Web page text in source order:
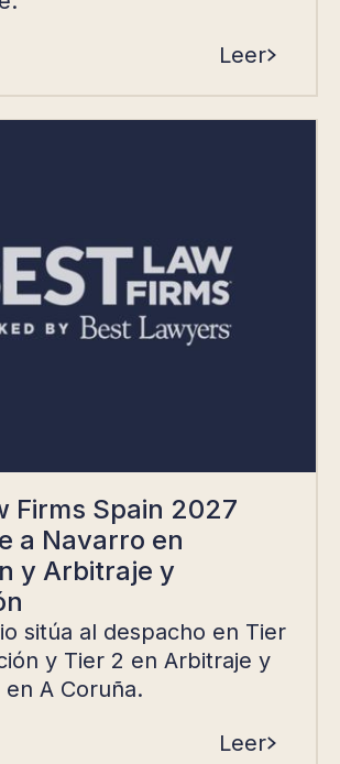
Leer
Firms Spain 2027
a Navarro en
y Arbitraje y
sitúa al despacho en Tier
y Tier 2 en Arbitraje y
A Coruña.
Leer